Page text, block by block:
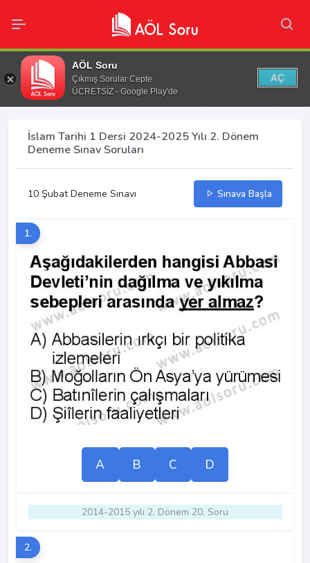
AÖL Soru
Çıkmış Sorular Cepte
ÜCRETSİZ - Google Play'de
AÇ
İslam Tarihi 1 Dersi 2024-2025 Yılı 2. Dönem
Deneme Sınav Soruları
10 Şubat Deneme Sınavı Sınava Başla
1.
A B C D
2014-2015 yılı 2. Dönem 20. Soru
2.